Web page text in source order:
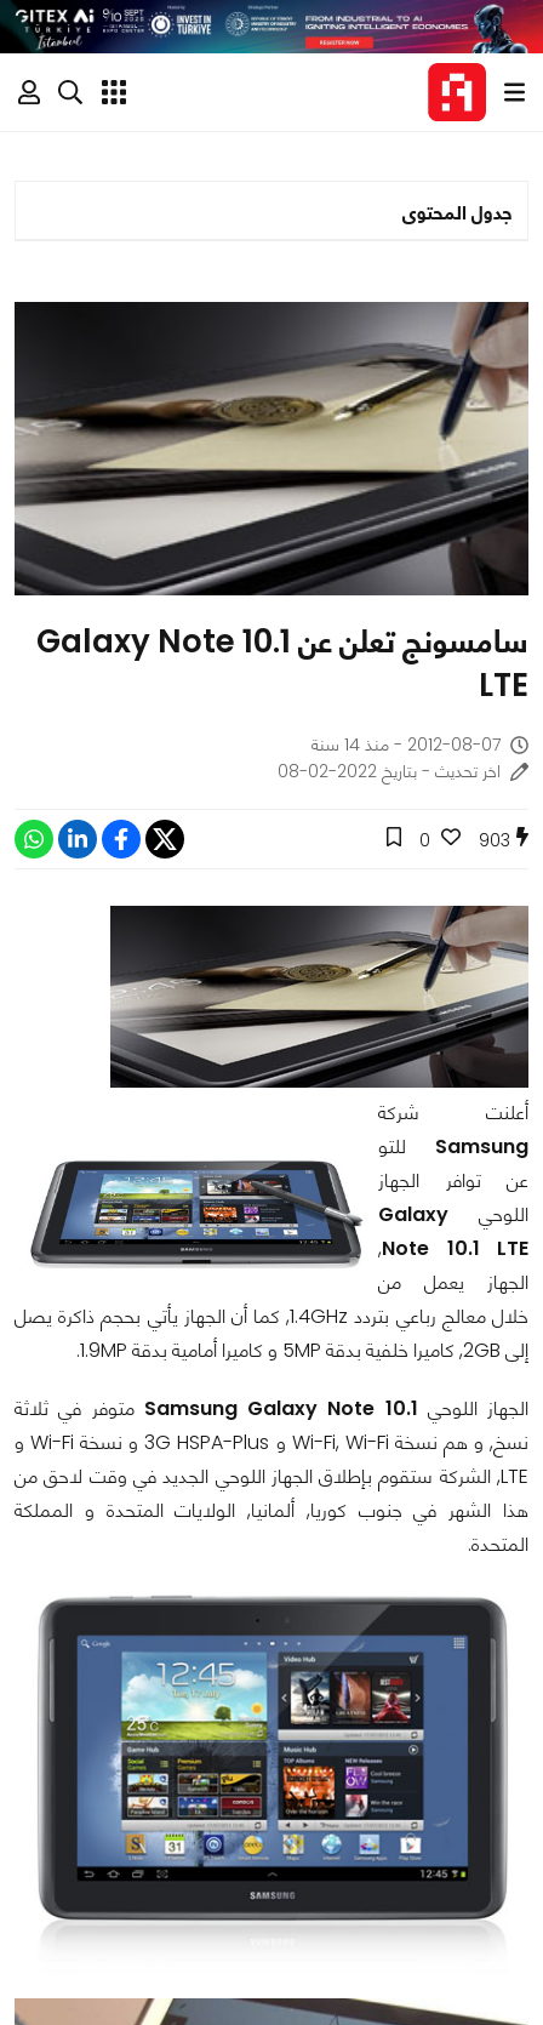
جدول المحتوى
سامسونج تعلن عن Galaxy Note 10.1
LTE
2012-08-07 - منذ 14 سنة
اخر تحديث - بتاريخ 2022-02-08
903
0
أعلنت شركة
Samsung للتو
عن توافر الجهاز
اللوحي
Galaxy
Note 10.1 LTE
,
الجهاز يعمل من
خلال معالج رباعي بتردد 1.4GHz, كما أن الجهاز يأتي بحجم ذاكرة يصل
إلى 2GB, كاميرا خلفية بدقة 5MP و كاميرا أمامية بدقة 1.9MP.
الجهاز اللوحي
متوفر في ثلاثة
نسخ, و هم نسخة Wi-Fi, Wi-Fi و 3G HSPA-Plus و نسخة Wi-Fi و
LTE, الشركة ستقوم بإطلاق الجهاز اللوحي الجديد في وقت لاحق من
هذا الشهر في جنوب كوريا, ألمانيا, الولايات المتحدة و المملكة
المتحدة.